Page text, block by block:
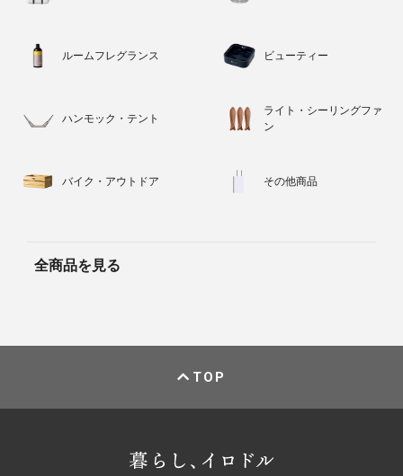
ルームフレグランス ビューティー
ハンモック・テント
ライト・シーリングファ
ン
バイク・アウトドア その他商品
全商品を見る
TOP